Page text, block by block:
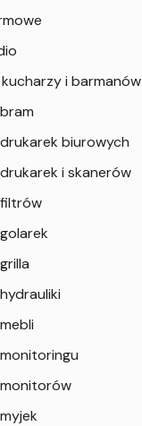
i barmanów
biurowych
i skanerów